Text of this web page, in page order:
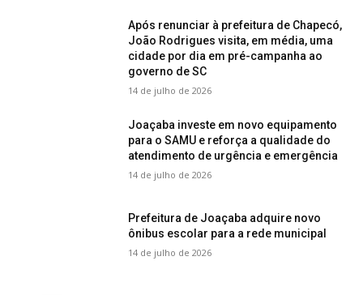
Após renunciar à prefeitura de Chapecó,
João Rodrigues visita, em média, uma
cidade por dia em pré-campanha ao
governo de SC
14 de julho de 2026
Joaçaba investe em novo equipamento
para o SAMU e reforça a qualidade do
atendimento de urgência e emergência
14 de julho de 2026
Prefeitura de Joaçaba adquire novo
ônibus escolar para a rede municipal
14 de julho de 2026